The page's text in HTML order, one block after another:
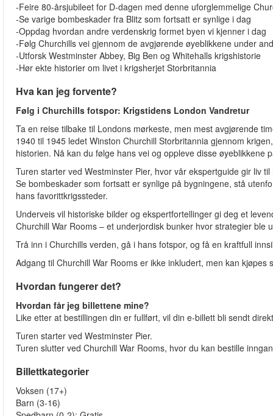
-Feire 80-årsjubileet for D-dagen med denne uforglemmelige
-Se varige bombeskader fra Blitz som fortsatt er synlige i dag
-Oppdag hvordan andre verdenskrig formet byen vi kjenner i dag
-Følg Churchills vei gjennom de avgjørende øyeblikkene under
-Utforsk Westminster Abbey, Big Ben og Whitehalls krigshistorie
-Hør ekte historier om livet i krigsherjet Storbritannia
Hva kan jeg forvente?
Følg i Churchills fotspor: Krigstidens London Vandretur
Ta en reise tilbake til Londons mørkeste, men mest avgjørende
1940 til 1945 ledet Winston Churchill Storbritannia gjennom
historien. Nå kan du følge hans vei og oppleve disse øyeblikkene
Turen starter ved Westminster Pier, hvor vår ekspertguide gir liv
Se bombeskader som fortsatt er synlige på bygningene, stå
hans favorittkrigssteder.
Underveis vil historiske bilder og ekspertfortellinger gi deg et
Churchill War Rooms – et underjordisk bunker hvor strategier ble
Trå inn i Churchills verden, gå i hans fotspor, og få en kraftfull
Adgang til Churchill War Rooms er ikke inkludert, men kan kjøpes
Hvordan fungerer det?
Hvordan får jeg billettene mine?
Like etter at bestillingen din er fullført, vil din e-billett bli sendt
Turen starter ved Westminster Pier.
Turen slutter ved Churchill War Rooms, hvor du kan bestille
Billettkategorier
Voksen (17+)
Barn (3-16)